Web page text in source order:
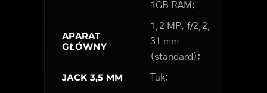
1GB RAM;
APARAT
GŁÓWNY
1,2 MP, f/2,2,
31 mm
(standard);
JACK 3,5 MM Tak;